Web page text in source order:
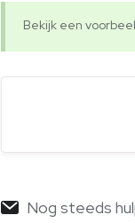
Bekijk een
Nog steeds